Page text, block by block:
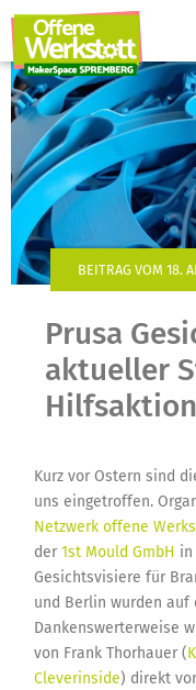
BEITRAG VOM 18.
Prusa
aktueller
Hilfsaktion
Kurz vor Ostern sind
uns eingetroffen.
Netzwerk offene
der 1st Mould GmbH in
Gesichtsvisiere für
und Berlin wurden auf
Dankenswerterweise
von Frank Thorhauer (
Cleverinside) direkt